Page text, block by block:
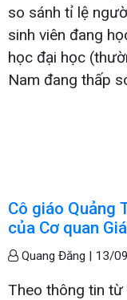
so sánh tỉ lệ
sinh viên đang
học đại học
Nam đang thấp
Cô giáo Quảng
của Cơ quan
Quang Đăng | 13/
Theo thông tin